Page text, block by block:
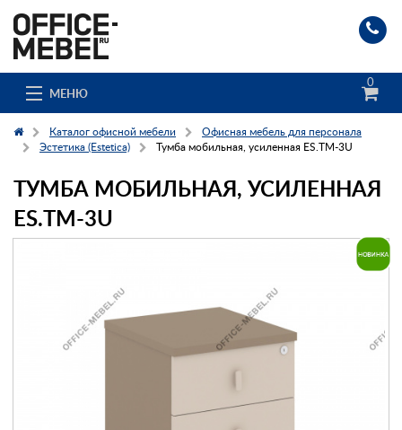
МЕНЮ
0
Каталог
О компании
Гос. заказчикам
Клиенты
Каталог офисной мебели
Офисная мебель для персонала
Эстетика (Estetica)
Тумба мобильная, усиленная ES.ТМ-3U
ТУМБА МОБИЛЬНАЯ, УСИЛЕННАЯ
ES.ТМ-3U